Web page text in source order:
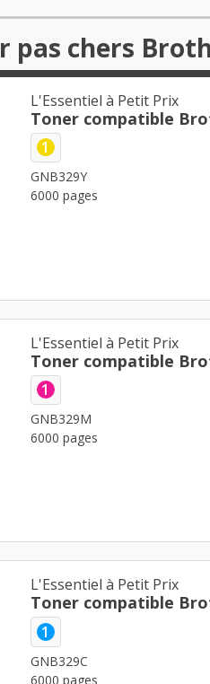
pas chers
L'Essentiel à Petit Prix
Toner compatible
1
GNB329Y
6000 pages
L'Essentiel à Petit Prix
Toner compatible
1
GNB329M
6000 pages
L'Essentiel à Petit Prix
Toner compatible
1
GNB329C
6000 pages